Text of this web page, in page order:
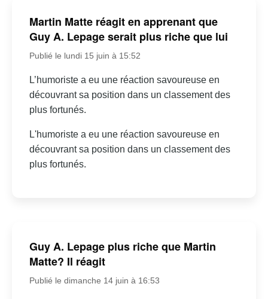
Martin Matte réagit en apprenant que
Guy A. Lepage serait plus riche que lui
Publié le lundi 15 juin à 15:52
L’humoriste a eu une réaction savoureuse en
découvrant sa position dans un classement des
plus fortunés.
L'humoriste a eu une réaction savoureuse en
découvrant sa position dans un classement des
plus fortunés.
Guy A. Lepage plus riche que Martin
Matte? Il réagit
Publié le dimanche 14 juin à 16:53